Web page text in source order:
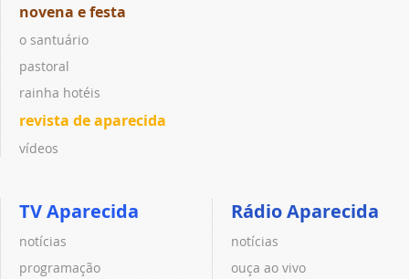
novena e festa
o santuário
pastoral
rainha hotéis
revista de aparecida
vídeos
TV Aparecida
notícias
programação
Rádio Aparecida
notícias
ouça ao vivo